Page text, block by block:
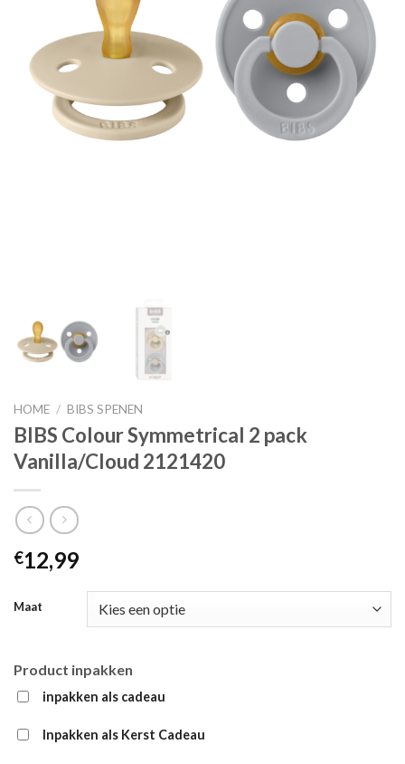
HOME / BIBS SPENEN
BIBS Colour Symmetrical 2 pack
Vanilla/Cloud 2121420
€12,99
Maat
Product inpakken
inpakken als cadeau
Inpakken als Kerst Cadeau